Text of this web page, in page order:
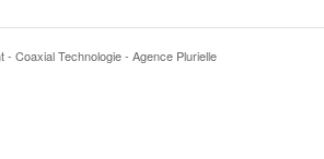
- Coaxial Technologie - Agence Plurielle